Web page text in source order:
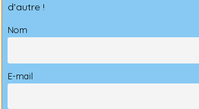
d'autre !
Nom
E-mail